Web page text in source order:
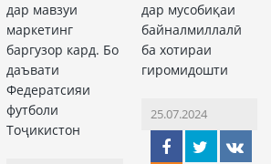
дар мавзуи
маркетинг
баргузор кард. Бо
даъвати
Федератсияи
футболи
Тоҷикистон
дар мусобиқаи
байналмиллалӣ
ба хотираи
гиромидошти
25.07.2024